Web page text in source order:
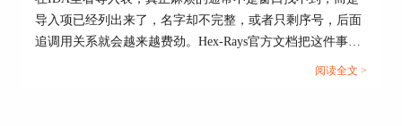
补更有效。因为Hex-Rays对重基址和段移动的定义
都很明确，这两个动作本来就是用来修整体装载位
置的。先把地基摆正，再做函数和符号整理，后面
导入项已经列出来了，名字却不完整，或者只剩序号，后面
追调用关系就会越来越费劲。Hex-Rays官方文档把这件事拆
得很清楚，IDA有单独的【Imports】视图，里面会列出导入
阅读全文 >